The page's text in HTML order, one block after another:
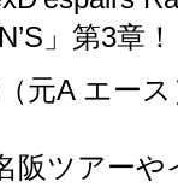
」第3章！
元A エー
阪ツアー